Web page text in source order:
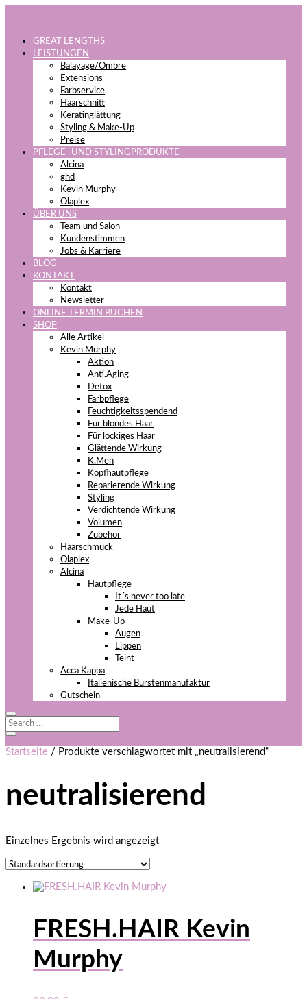
GREAT LENGTHS
LEISTUNGEN
Balayage/Ombre
Extensions
Farbservice
Haarschnitt
Keratinglättung
Styling & Make-Up
Preise
PFLEGE- UND STYLINGPRODUKTE
Alcina
ghd
Kevin Murphy
Olaplex
ÜBER UNS
Team und Salon
Kundenstimmen
Jobs & Karriere
BLOG
KONTAKT
Kontakt
Newsletter
ONLINE TERMIN BUCHEN
SHOP
Alle Artikel
Kevin Murphy
Aktion
Anti.Aging
Detox
Farbpflege
Feuchtigkeitsspendend
Für blondes Haar
Für lockiges Haar
Glättende Wirkung
K.Men
Kopfhautpflege
Reparierende Wirkung
Styling
Verdichtende Wirkung
Volumen
Zubehör
Haarschmuck
Olaplex
Alcina
Hautpflege
It´s never too late
Jede Haut
Make-Up
Augen
Lippen
Teint
Acca Kappa
Italienische Bürstenmanufaktur
Gutschein
Startseite / Produkte verschlagwortet mit „neutralisierend“
neutralisierend
Einzelnes Ergebnis wird angezeigt
FRESH.HAIR Kevin
Murphy